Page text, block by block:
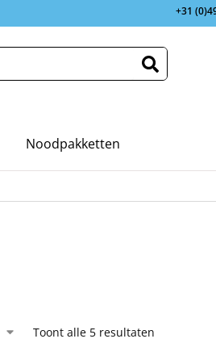
+31
Noodpakketten
Toont alle 5 resultaten